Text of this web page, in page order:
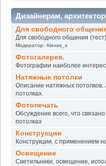
Дизайнерам,
Для свободного
Для свободного общения (тест)
Модератор: Alexas_s
Фотогалерея.
Фотографии наиболее
Натяжные потолки
Описание натяжных
потолках.
Фотопечать
Обсуждение всего, что
потолках
Конструкции
Конструкции, с применением
Освещение
Светильники, освещение,